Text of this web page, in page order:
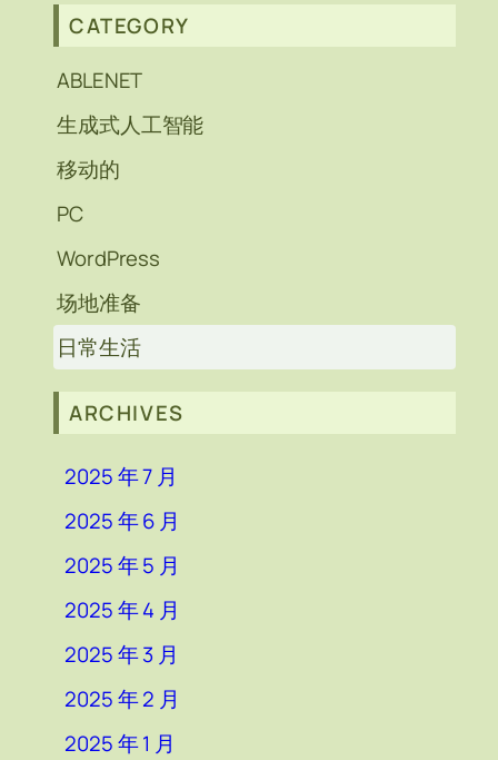
CATEGORY
ABLENET
生成式人工智能
移动的
PC
WordPress
场地准备
日常生活
ARCHIVES
2025 年 7 月
2025 年 6 月
2025 年 5 月
2025 年 4 月
2025 年 3 月
2025 年 2 月
2025 年 1 月